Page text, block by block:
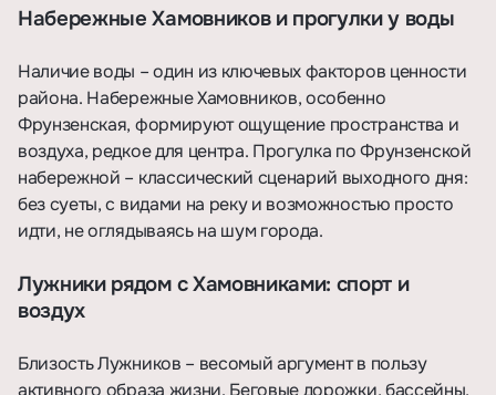
Набережные Хамовников и прогулки у воды
Наличие воды – один из ключевых факторов ценности
района. Набережные Хамовников, особенно
Фрунзенская, формируют ощущение пространства и
воздуха, редкое для центра. Прогулка по Фрунзенской
набережной – классический сценарий выходного дня:
без суеты, с видами на реку и возможностью просто
идти, не оглядываясь на шум города.
Лужники рядом с Хамовниками: спорт и
воздух
Близость Лужников – весомый аргумент в пользу
активного образа жизни. Беговые дорожки, бассейны,